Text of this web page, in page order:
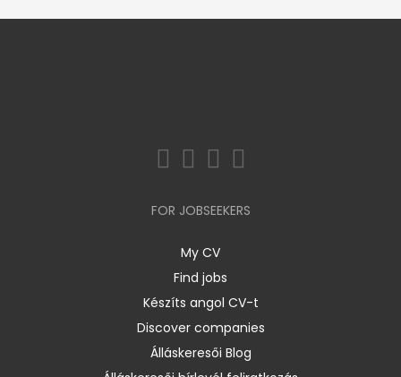
FOR JOBSEEKERS
My CV
Find jobs
Készíts angol CV-t
Discover companies
Álláskeresői Blog